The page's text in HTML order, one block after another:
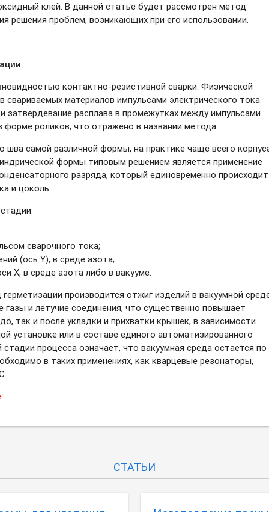
клей. В данной статье будет рассмотрен метод
решения проблем, возникающих при его использовании.
контактно-резистивной сварки. Физической
свариваемых материалов импульсами электрического тока
расплава в промежутках между импульсами
роликов, что отражено в названии метода.
шва самой различной формы, на практике чаще всего
формы типовым решением является применение
разряда, который единовременно происходит
и цоколь.
сварочного тока;
(ось Y), в среде азота;
X, в среде азота либо в вакууме.
производится отжиг изделий в вакуумной
и летучие соединения, что существенно повышает
так и после укладки и прихватки крышек, в зависимости
установке или в составе единого автоматизированного
процесса означает, что вакуумная среда остается по
в таких применениях, как кварцевые резонаторы,
СТАТЬИ